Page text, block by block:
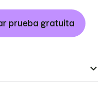
prueba gratuita